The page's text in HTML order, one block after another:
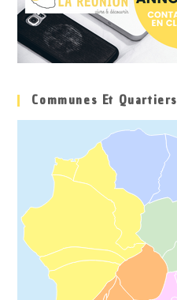
Communes Et Quartiers